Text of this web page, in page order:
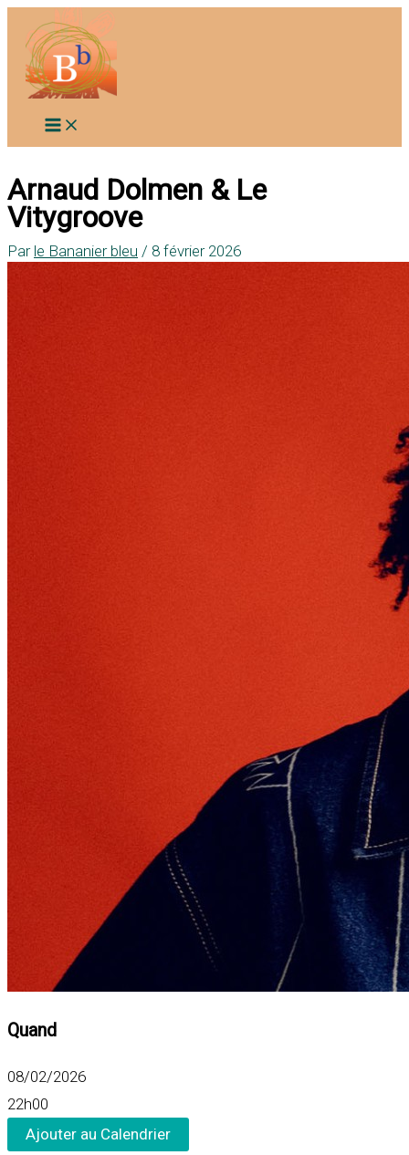
contenu
Arnaud Dolmen & Le
Vitygroove
Par le Bananier bleu / 8 février 2026
Quand
08/02/2026
22h00
Ajouter au Calendrier